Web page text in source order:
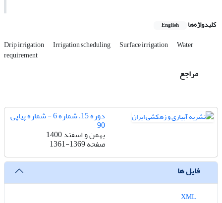
کلیدواژه‌ها English
Drip irrigation Irrigation scheduling Surface irrigation Water
requirement
مراجع
دوره 15، شماره 6 - شماره پیاپی
90
بهمن و اسفند 1400
صفحه1361-1369
فایل ها